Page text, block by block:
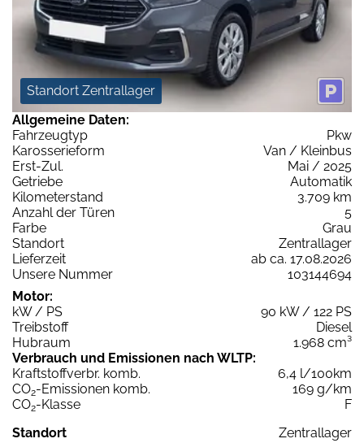
Standort Zentrallager
Allgemeine Daten:
Fahrzeugtyp
Pkw
Karosserieform
Van / Kleinbus
Erst-Zul.
Mai / 2025
Getriebe
Automatik
Kilometerstand
3.709 km
Anzahl der Türen
5
Farbe
Grau
Standort
Zentrallager
Lieferzeit
ab ca. 17.08.2026
Unsere Nummer
103144694
Motor:
kW / PS
90 kW / 122 PS
Treibstoff
Diesel
Hubraum
1.968 cm³
Verbrauch und Emissionen nach WLTP:
Kraftstoffverbr. komb.
6,4 l/100km
CO2-Emissionen komb.
169 g/km
CO2-Klasse
F
Standort
Zentrallager